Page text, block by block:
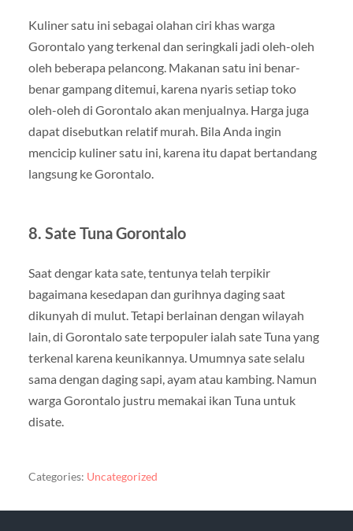
Kuliner satu ini sebagai olahan ciri khas warga
Gorontalo yang terkenal dan seringkali jadi oleh-oleh
oleh beberapa pelancong. Makanan satu ini benar-
benar gampang ditemui, karena nyaris setiap toko
oleh-oleh di Gorontalo akan menjualnya. Harga juga
dapat disebutkan relatif murah. Bila Anda ingin
mencicip kuliner satu ini, karena itu dapat bertandang
langsung ke Gorontalo.
8. Sate Tuna Gorontalo
Saat dengar kata sate, tentunya telah terpikir
bagaimana kesedapan dan gurihnya daging saat
dikunyah di mulut. Tetapi berlainan dengan wilayah
lain, di Gorontalo sate terpopuler ialah sate Tuna yang
terkenal karena keunikannya. Umumnya sate selalu
sama dengan daging sapi, ayam atau kambing. Namun
warga Gorontalo justru memakai ikan Tuna untuk
disate.
Categories: Uncategorized